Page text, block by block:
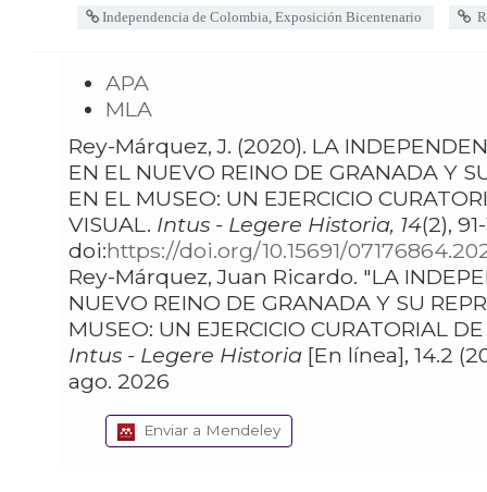
Independencia de Colombia, Exposición Bicentenario
APA
MLA
Rey-Márquez, J. (2020). LA INDEPENDENCIA
EN EL NUEVO REINO DE GRANADA Y
EN EL MUSEO: UN EJERCICIO CURATORIAL DE CULTURA
VISUAL. Intus - Legere Historia, 14(2),
doi:https://doi.org/10.15691/
Rey-Márquez, Juan Ricardo. "LA INDEPENDENCIA EN EL
NUEVO REINO DE GRANADA Y SU
MUSEO: UN EJERCICIO
Intus - Legere Historia [En línea], 14.2
ago. 2026
Enviar a Mendeley